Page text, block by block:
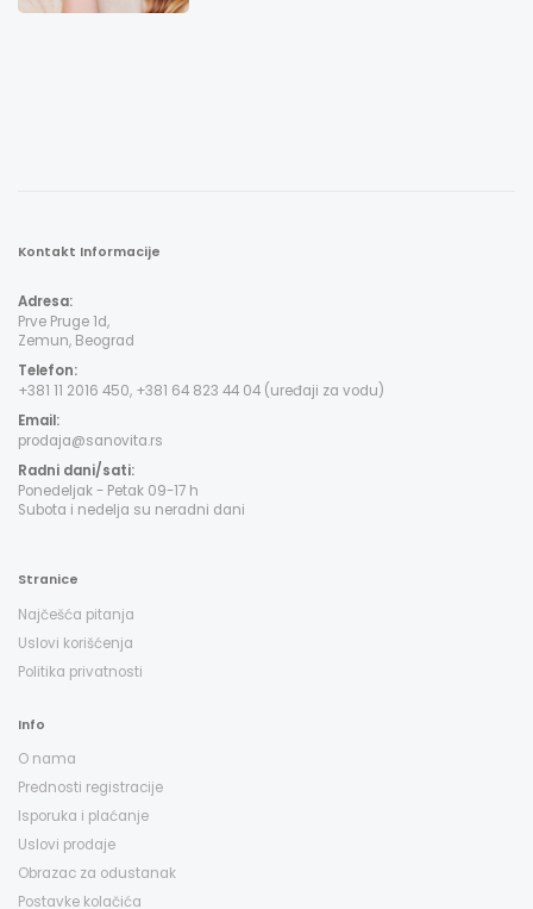
Kontakt Informacije
Adresa:
Prve Pruge 1d,
Zemun, Beograd
Telefon:
+381 11 2016 450, +381 64 823 44 04 (uređaji za vodu)
Email:
prodaja@sanovita.rs
Radni dani/sati:
Ponedeljak - Petak 09-17 h
Subota i nedelja su neradni dani
Stranice
Najčešća pitanja
Uslovi korišćenja
Politika privatnosti
Info
O nama
Prednosti registracije
Isporuka i plaćanje
Uslovi prodaje
Obrazac za odustanak
Postavke kolačića